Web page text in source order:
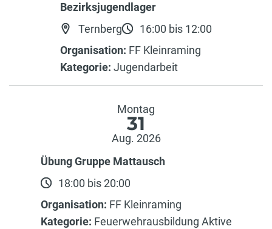
Bezirksjugendlager
Ternberg
16:00 bis 12:00
Organisation: FF Kleinraming
Kategorie: Jugendarbeit
Montag
31
Aug. 2026
Übung Gruppe Mattausch
18:00 bis 20:00
Organisation: FF Kleinraming
Kategorie: Feuerwehrausbildung Aktive